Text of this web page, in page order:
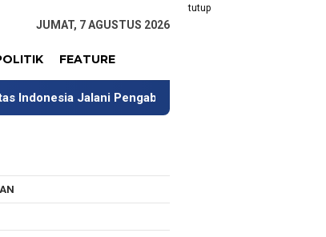
tutup
JUMAT, 7 AGUSTUS 2026
FEATURE
di Kawasan Transmigrasi Werianggi-Werabur